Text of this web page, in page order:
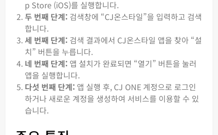
p Store (iOS)를 실행합니다.
두 번째 단계: 검색창에 “CJ온스타일”을 입력하고 검색
합니다.
세 번째 단계: 검색 결과에서 CJ온스타일 앱을 찾아 “설
치” 버튼을 누릅니다.
네 번째 단계: 앱 설치가 완료되면 “열기” 버튼을 눌러
앱을 실행합니다.
다섯 번째 단계: 앱 실행 후, CJ ONE 계정으로 로그인
하거나 새로운 계정을 생성하여 서비스를 이용할 수 있
습니다.